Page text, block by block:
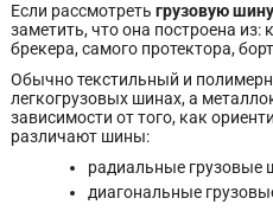
Если рассмотреть грузовую шину
заметить, что она построена из:
брекера, самого протектора,
Обычно текстильный и
легкогрузовых шинах, а
зависимости от того, как
различают шины:
радиальные грузовые
диагональные